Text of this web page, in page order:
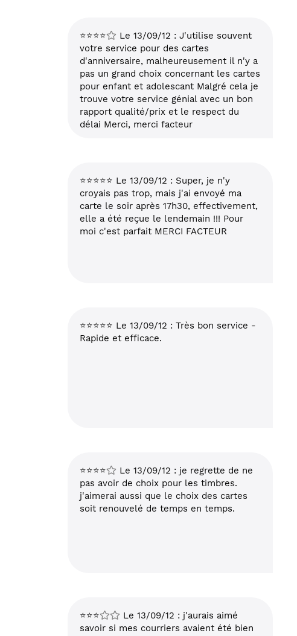
⭐⭐⭐⭐
Le 13/09/12 : J'utilise souvent
votre service pour des cartes
d'anniversaire, malheureusement il n'y a
pas un grand choix concernant les cartes
pour enfant et adolescant Malgré cela je
trouve votre service génial avec un bon
rapport qualité/prix et le respect du
délai Merci, merci facteur
⭐⭐⭐⭐⭐ Le 13/09/12 : Super, je n'y
croyais pas trop, mais j'ai envoyé ma
carte le soir après 17h30, effectivement,
elle a été reçue le lendemain !!! Pour
moi c'est parfait MERCI FACTEUR
⭐⭐⭐⭐⭐ Le 13/09/12 : Très bon service -
Rapide et efficace.
⭐⭐⭐⭐
Le 13/09/12 : je regrette de ne
pas avoir de choix pour les timbres.
j'aimerai aussi que le choix des cartes
soit renouvelé de temps en temps.
⭐⭐⭐
Le 13/09/12 : j'aurais aimé
savoir si mes courriers avaient été bien